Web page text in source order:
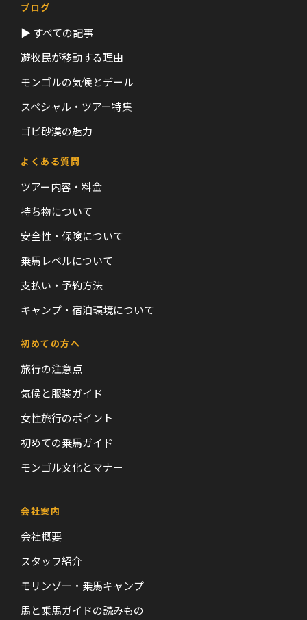
ブログ
▶ すべての記事
遊牧民が移動する理由
モンゴルの気候とデール
スペシャル・ツアー特集
ゴビ砂漠の魅力
よくある質問
ツアー内容・料金
持ち物について
安全性・保険について
乗馬レベルについて
支払い・予約方法
キャンプ・宿泊環境について
初めての方へ
旅行の注意点
気候と服装ガイド
女性旅行のポイント
初めての乗馬ガイド
モンゴル文化とマナー
会社案内
会社概要
スタッフ紹介
モリンゾー・乗馬キャンプ
馬と乗馬ガイドの読みもの